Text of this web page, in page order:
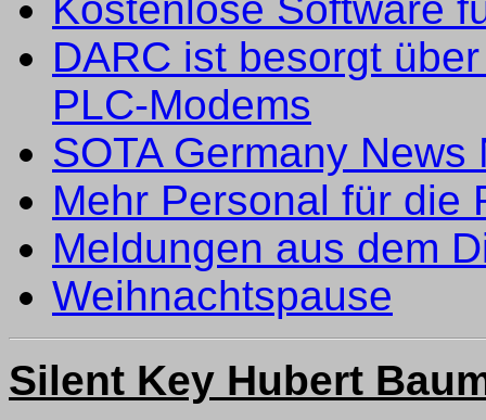
DARC ist besorgt
PLC-Modems
SOTA Germany
Mehr Personal für die
Meldungen aus dem
Weihnachtspause
Silent Key Hubert